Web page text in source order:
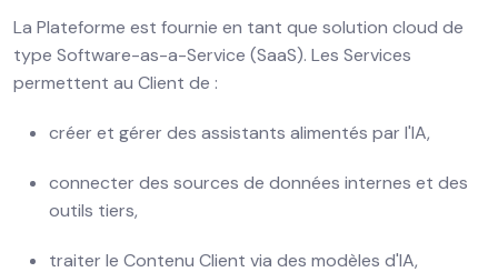
La Plateforme est fournie en tant que solution cloud de
type Software-as-a-Service (SaaS). Les Services
permettent au Client de :
créer et gérer des assistants alimentés par l'IA,
connecter des sources de données internes et des
outils tiers,
traiter le Contenu Client via des modèles d'IA,